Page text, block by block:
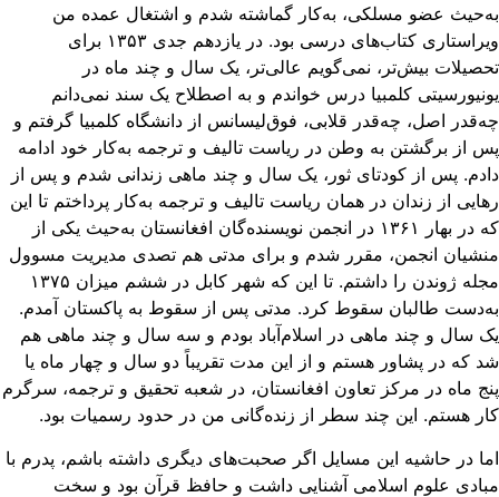
عضو مسلکی، به‌کار گماشته شدم و اشتغال عمده من
ویراستاری کتاب‌های درسی بود. در یازدهم جدی ۱۳۵۳ برای
بیش‌تر، نمی‌گویم عالی‌تر، یک‌ سال و چند ماه در
کلمبیا درس خواندم و به اصطلاح یک سند نمی‌دانم
اصل، چه‌قدر قلابی، فوق‌لیسانس از دانشگاه کلمبیا گرفتم و
از برگشتن به وطن در ریاست تالیف و ترجمه به‌کار خود ادامه
پس از کودتای ثور، یک سال و چند ماهی زندانی شدم و پس از
از زندان در همان ریاست تالیف و ترجمه به‌کار پرداختم تا این
که در بهار ۱۳۶۱ در انجمن نویسنده‌گان افغانستان به‌حیث یکی از
انجمن، مقرر شدم و برای مدتی هم تصدی مدیریت مسوول
مجله ژوندن را داشتم. تا این ‌که شهر کابل در ششم میزان ۱۳۷۵
طالبان سقوط کرد. مدتی پس از سقوط به پاکستان آمدم.
سال و چند ماهی در اسلام‌آباد بودم و سه ‌سال و چند ماهی هم
که در پشاور هستم و از این مدت تقریباً دو سال و چهار ماه یا
ماه در مرکز تعاون افغانستان، در شعبه تحقیق و ترجمه، سرگرم
هستم. این چند سطر از زنده‌گانی من در حدود رسمیات بود.
در حاشیه این مسایل اگر صحبت‌های دیگری داشته باشم، پدرم با
علوم اسلامی آشنایی داشت و حافظ قرآن بود و سخت